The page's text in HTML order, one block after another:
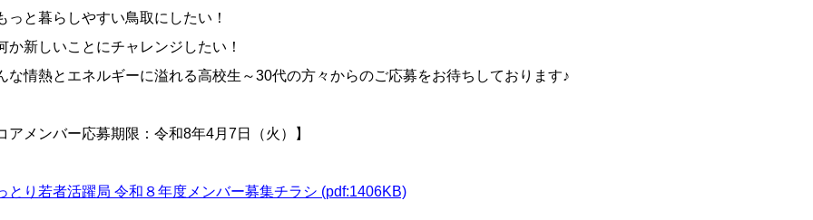
っと暮らしやすい鳥取にしたい！
か新しいことにチャレンジしたい！
な情熱とエネルギーに溢れる高校生～30代の方々からのご応募をお待ちしております♪
アメンバー応募期限：令和8年4月7日（火）】
とり若者活躍局 令和８年度メンバー募集チラシ (pdf:1406KB)